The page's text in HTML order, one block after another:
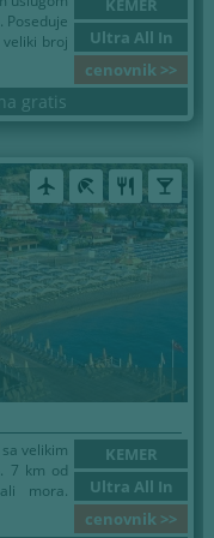
KEMER
Ultra All In
cenovnik >>
Poseduje
broj
gratis
airplanemode_active beach_access restaurant local_bar
KEMER
Ultra All In
cenovnik >>
velikim
7 km od
mora.